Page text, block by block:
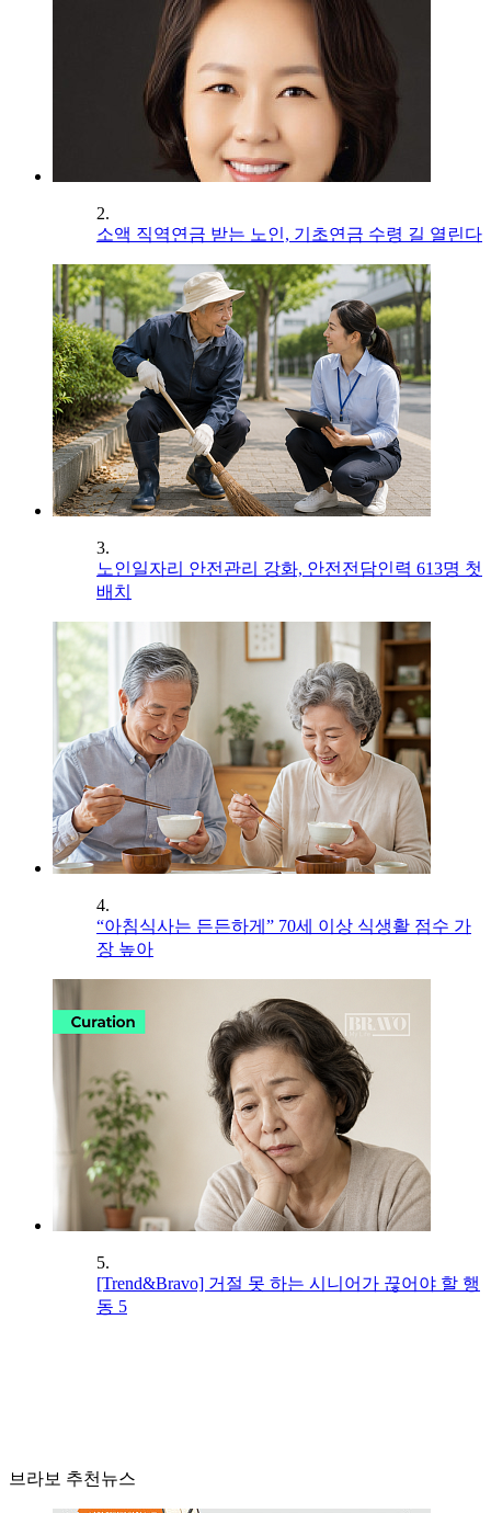
2.
소액 직역연금 받는 노인, 기초연금 수령 길 열린다
3.
노인일자리 안전관리 강화, 안전전담인력 613명 첫
배치
4.
“아침식사는 든든하게” 70세 이상 식생활 점수 가
장 높아
5.
[Trend&Bravo] 거절 못 하는 시니어가 끊어야 할 행
동 5
브라보 추천뉴스